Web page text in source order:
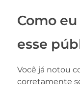
Como
esse
Você já notou
corretamente